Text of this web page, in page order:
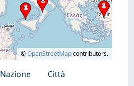
©OpenStreetMapcontributors.
Nazione
Città